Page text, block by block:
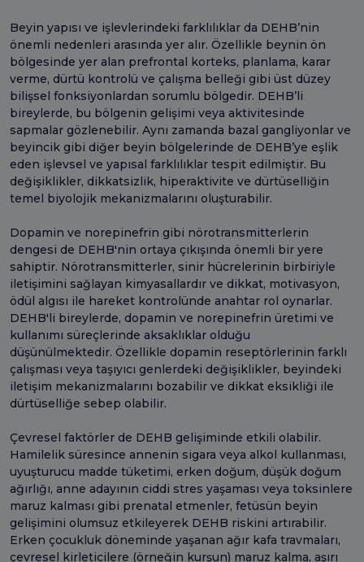
Beyin yapısı ve işlevlerindeki farklılıklar da DEHB’nin
önemli nedenleri arasında yer alır. Özellikle beynin ön
bölgesinde yer alan prefrontal korteks, planlama, karar
verme, dürtü kontrolü ve çalışma belleği gibi üst düzey
bilişsel fonksiyonlardan sorumlu bölgedir. DEHB’li
bireylerde, bu bölgenin gelişimi veya aktivitesinde
sapmalar gözlenebilir. Aynı zamanda bazal gangliyonlar ve
beyincik gibi diğer beyin bölgelerinde de DEHB’ye eşlik
eden işlevsel ve yapısal farklılıklar tespit edilmiştir. Bu
değişiklikler, dikkatsizlik, hiperaktivite ve dürtüselliğin
temel biyolojik mekanizmalarını oluşturabilir.
Dopamin ve norepinefrin gibi nörotransmitterlerin
dengesi de DEHB'nin ortaya çıkışında önemli bir yere
sahiptir. Nörotransmitterler, sinir hücrelerinin birbiriyle
iletişimini sağlayan kimyasallardır ve dikkat, motivasyon,
ödül algısı ile hareket kontrolünde anahtar rol oynarlar.
DEHB'li bireylerde, dopamin ve norepinefrin üretimi ve
kullanımı süreçlerinde aksaklıklar olduğu
düşünülmektedir. Özellikle dopamin reseptörlerinin farklı
çalışması veya taşıyıcı genlerdeki değişiklikler, beyindeki
iletişim mekanizmalarını bozabilir ve dikkat eksikliği ile
dürtüselliğe sebep olabilir.
Çevresel faktörler de DEHB gelişiminde etkili olabilir.
Hamilelik süresince annenin sigara veya alkol kullanması,
uyuşturucu madde tüketimi, erken doğum, düşük doğum
ağırlığı, anne adayının ciddi stres yaşaması veya toksinlere
maruz kalması gibi prenatal etmenler, fetüsün beyin
gelişimini olumsuz etkileyerek DEHB riskini artırabilir.
Erken çocukluk döneminde yaşanan ağır kafa travmaları,
çevresel kirleticilere (örneğin kurşun) maruz kalma, aşırı